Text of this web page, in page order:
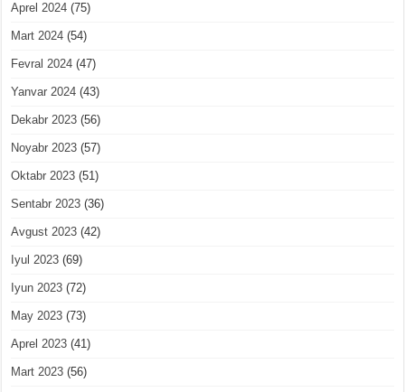
Aprel 2024 (75)
Mart 2024 (54)
Fevral 2024 (47)
Yanvar 2024 (43)
Dekabr 2023 (56)
Noyabr 2023 (57)
Oktabr 2023 (51)
Sentabr 2023 (36)
Avgust 2023 (42)
Iyul 2023 (69)
Iyun 2023 (72)
May 2023 (73)
Aprel 2023 (41)
Mart 2023 (56)